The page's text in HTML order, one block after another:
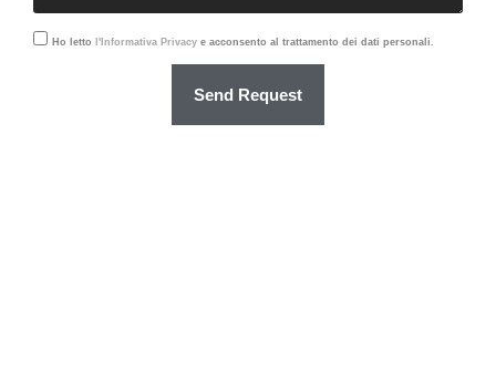
Ho letto l'Informativa Privacy e acconsento al trattamento dei dati personali.
Send Request